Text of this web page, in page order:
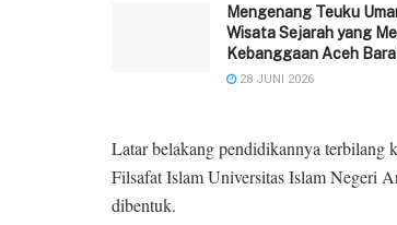
Mengenang Teuku
Wisata Sejarah yang
Kebanggaan Aceh
28 JUNI 2026
Latar belakang pendidikannya terbilang
Filsafat Islam Universitas Islam Negeri
dibentuk.